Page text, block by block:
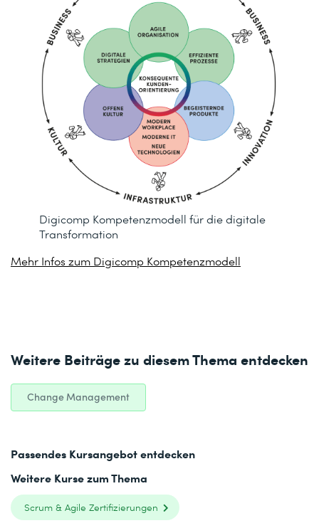
Digicomp Kompetenzmodell für die digitale
Transformation
Mehr Infos zum Digicomp Kompetenzmodell
Weitere Beiträge zu diesem Thema entdecken
Change Management
Passendes Kursangebot entdecken
Weitere Kurse zum Thema
Scrum & Agile Zertifizierungen